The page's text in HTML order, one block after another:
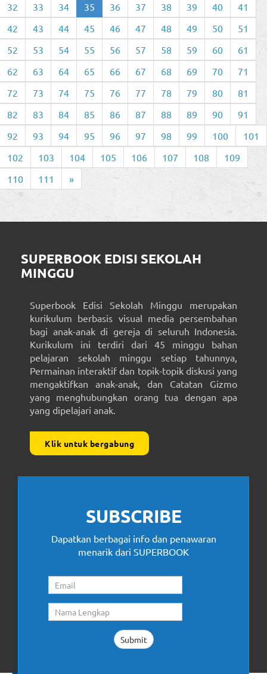
32
33 34 35 36 37 38 39 40
41
42
43 44 45 46 47 48 49 50
51
52
53 54 55 56 57 58 59 60
61
62
63 64 65 66 67 68 69 70
71
72
73 74 75 76 77 78 79 80
81
82
83 84 85 86 87 88 89 90
91
92
93 94 95 96 97 98 99 100
101
102
103 104 105 106 107 108
109
110
111 »
SUPERBOOK EDISI SEKOLAH
MINGGU
Superbook Edisi Sekolah Minggu merupakan
kurikulum berbasis visual media persembahan
bagi anak-anak di gereja di seluruh Indonesia.
Kurikulum ini terdiri dari 45 minggu bahan
pelajaran sekolah minggu setiap tahunnya,
Permainan interaktif dan topik-topik diskusi yang
mengaktifkan anak-anak, dan Catatan Gizmo
yang menghubungkan orang tua dengan apa
yang dipelajari anak.
Klik untuk bergabung
SUBSCRIBE
Dapatkan berbagai info dan penawaran
menarik dari SUPERBOOK